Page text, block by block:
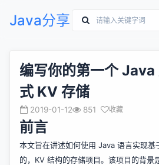
Java分享
编写你的第一个
式 KV 存储
2019-01-12 851 收藏
前言
本文旨在讲述如何使用 Java 语言实现
的，KV 结构的存储项目。该项目的背景